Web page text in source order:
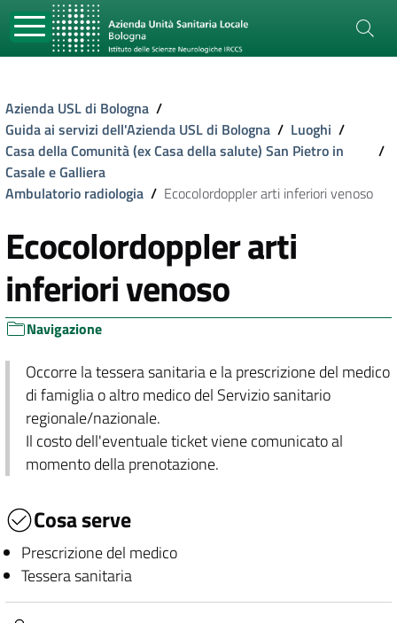
Azienda USL di Bologna /
Guida ai servizi dell'Azienda USL di Bologna / Luoghi /
Casa della Comunità (ex Casa della salute) San Pietro in
Casale e Galliera
/
Ambulatorio radiologia / Ecocolordoppler arti inferiori venoso
Ecocolordoppler arti
inferiori venoso
Navigazione
Occorre la tessera sanitaria e la prescrizione del medico
di famiglia o altro medico del Servizio sanitario
regionale/nazionale.
Il costo dell'eventuale ticket viene comunicato al
momento della prenotazione.
Cosa serve
Prescrizione del medico
Tessera sanitaria